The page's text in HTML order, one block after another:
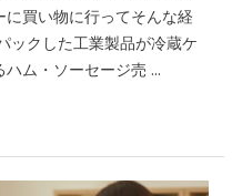
買い物に行ってそんな経
ックした工業製品が冷蔵ケ
ハム・ソーセージ売 …